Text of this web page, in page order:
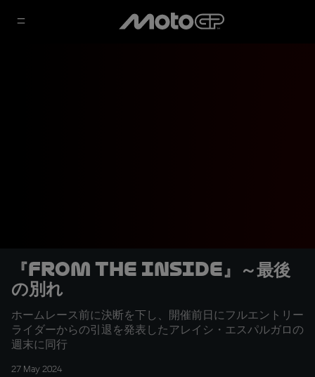
『From the Inside』～最後
の別れ
ホームレース前に決断を下し、開催前日にフルエントリー
ライダーからの引退を発表したアレイシ・エスパルガロの
週末に同行
27 May 2024